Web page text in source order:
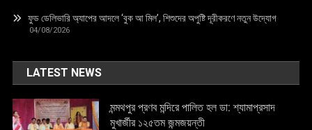
ফুড ডেলিভারি অ্যাপের আদলে ‘বুক আ মিল’, শিশুদের অপুষ্টি দূরীকরণে নতুন উদ্যোগ
04/08/2026
LATEST NEWS
মন্মথপুর প্রণব মন্দিরে পালিত হল ডা: শ্যামাপ্রসাদ
মুখার্জীর ১২৫তম জন্মজয়ন্তী